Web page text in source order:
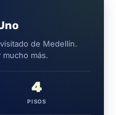
de Medellín.
más.
4
PISOS